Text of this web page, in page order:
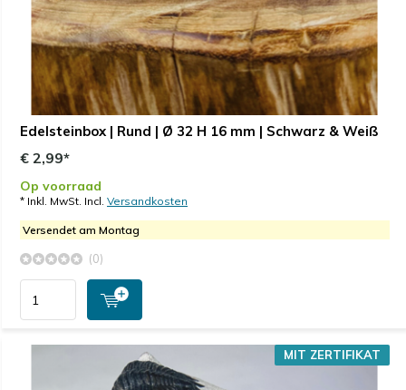
Edelsteinbox | Rund | Ø 32 H 16 mm | Schwarz & Weiß
€ 2,99*
Op voorraad
* Inkl. MwSt. Incl. Versandkosten
Versendet am Montag
(0)
MIT ZERTIFIKAT